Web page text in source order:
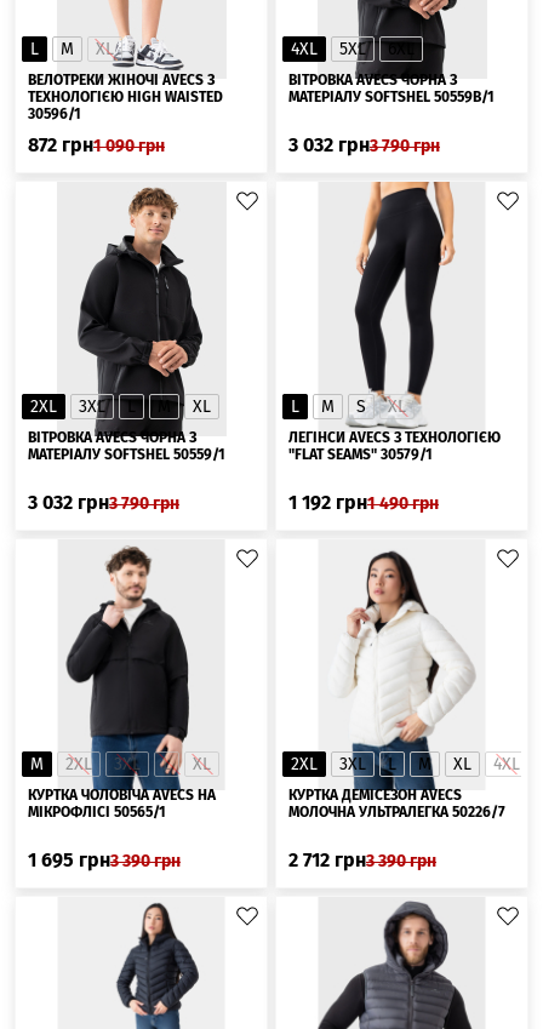
L M XL
ВЕЛОТРЕКИ ЖІНОЧІ AVECS З
ТЕХНОЛОГІЄЮ HIGH WAISTED
30596/1
872 грн1 090грн
4XL 5XL 6XL
ВІТРОВКА AVECS ЧОРНА З
МАТЕРІАЛУ SOFTSHEL 50559B/1
3 032 грн3 790грн
2XL 3XL L M XL
ВІТРОВКА AVECS ЧОРНА З
МАТЕРІАЛУ SOFTSHEL 50559/1
3 032 грн3 790грн
L M S XL
ЛЕГІНСИ AVECS З ТЕХНОЛОГІЄЮ
"FLAT SEAMS" 30579/1
1 192 грн1 490грн
M 2XL 3XL L XL
КУРТКА ЧОЛОВІЧА AVECS НА
МІКРОФЛІСІ 50565/1
1 695 грн3 390грн
2XL 3XL L M XL 4XL
КУРТКА ДЕМІСЕЗОН AVECS
МОЛОЧНА УЛЬТРАЛЕГКА 50226/7
2 712 грн3 390грн